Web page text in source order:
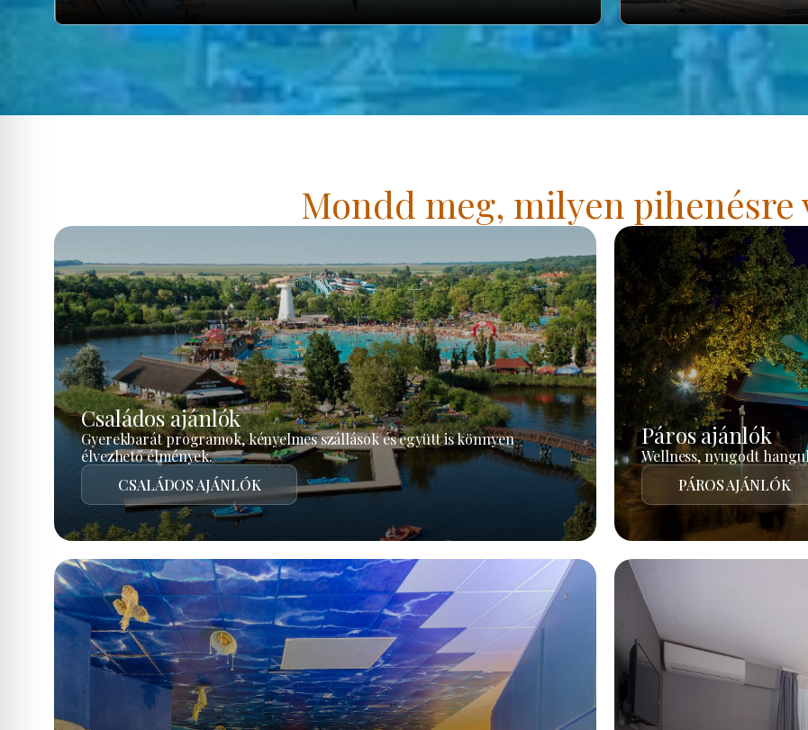
Mondd meg, milyen pihenésre
Családos ajánlók
Gyerekbarát programok, kényelmes szállások és együtt is könnyen
élvezhető élmények.
CSALÁDOS AJÁNLÓK
Páros ajánlók
Wellness, nyugodt
PÁROS AJÁNLÓK